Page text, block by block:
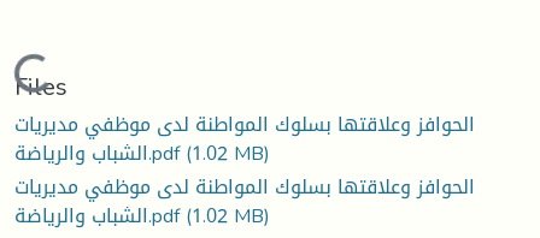
Loading...
Files
الحوافز وعلاقتها بسلوك المواطنة لدى موظفي مديريات
الشباب والرياضة.pdf(1.02 MB)
الحوافز وعلاقتها بسلوك المواطنة لدى موظفي مديريات
الشباب والرياضة.pdf(1.02 MB)